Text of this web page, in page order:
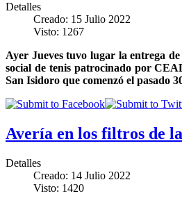
Detalles
Creado: 15 Julio 2022
Visto: 1267
Ayer Jueves tuvo lugar la entrega
social de tenis patrocinado por
San Isidoro que comenzó el pasado
Avería en los filtros de
Detalles
Creado: 14 Julio 2022
Visto: 1420